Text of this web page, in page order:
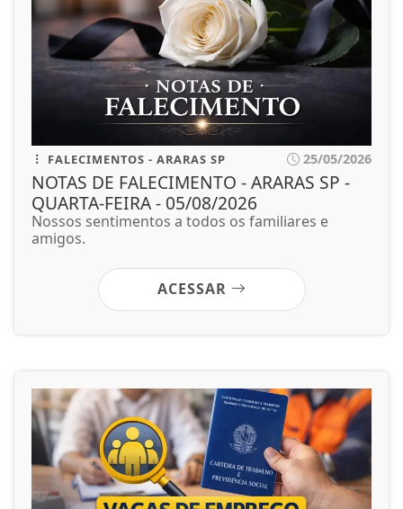
FALECIMENTOS - ARARAS SP 25/05/2026
NOTAS DE FALECIMENTO - ARARAS SP -
QUARTA-FEIRA - 05/08/2026
Nossos sentimentos a todos os familiares e
amigos.
ACESSAR